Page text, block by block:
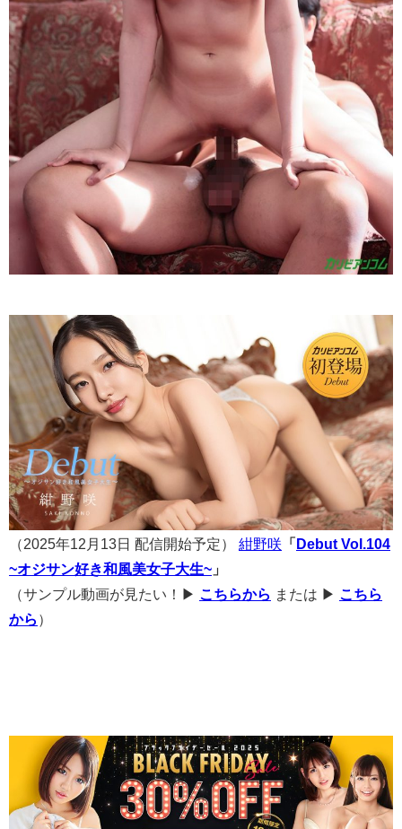
（2025年12月13日 配信開始予定） 紺野咲 「Debut Vol.104
~オジサン好き和風美女子大生~ 」
（サンプル動画が見たい！▶ こちらから または ▶ こちら
から ）